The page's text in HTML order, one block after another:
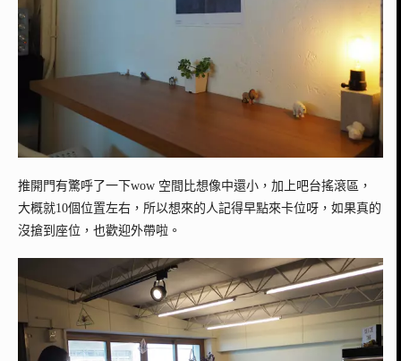
推開門有驚呼了一下wow 空間比想像中還小，加上吧台搖滾區，
大概就10個位置左右，所以想來的人記得早點來卡位呀，如果真的
沒搶到座位，也歡迎外帶啦。